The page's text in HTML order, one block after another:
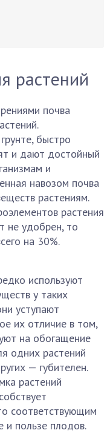
растений
почва
быстро
и дают достойный
и
навозом почва
растениям.
растения
не удобрен, то
на 30%.
используют
у таких
уступают
их отличие в том,
на обогащение
одних растений
— губителен.
растений
соответствующим
и пользе плодов.